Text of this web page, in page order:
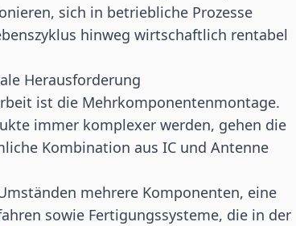
sich in betriebliche Prozesse
hinweg wirtschaftlich rentabel
Herausforderung
ist die Mehrkomponentenmontage.
immer komplexer werden, gehen die
Kombination aus IC und Antenne
mehrere Komponenten, eine
sowie Fertigungssysteme, die in der